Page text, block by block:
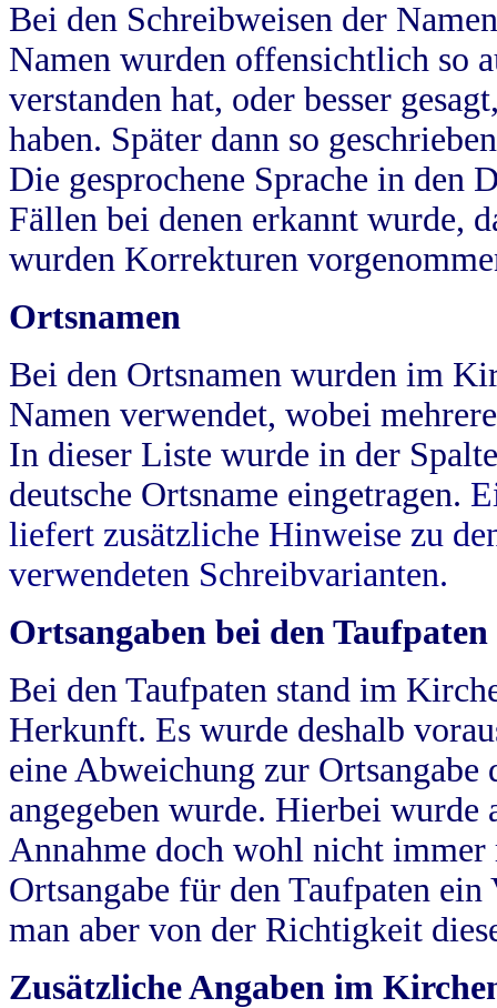
Bei den Schreibweisen der
Namen wurden offensichtlich so
verstanden hat, oder besser
haben. Später dann so
Die gesprochene Sprache in
Fällen bei denen erkannt wurde,
wurden Korrekturen
Ortsnamen
Bei den Ortsnamen wurden im
Namen verwendet, wobei
In dieser Liste wurde in der
deutsche Ortsname eingetragen.
liefert zusätzliche Hinweise zu
verwendeten Schreibvarianten.
Ortsangaben bei den Taufpaten
Bei den Taufpaten stand im
Herkunft. Es wurde deshalb
eine Abweichung zur
angegeben wurde. Hierbei wurde
Annahme doch wohl nicht
Ortsangabe für den Taufpaten
man aber von der Richtigkeit
Zusätzliche Angaben im